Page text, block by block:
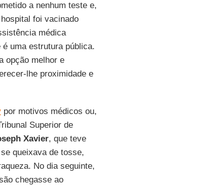
a nenhum teste e,
foi vacinado
médica
uma estrutura pública.
opção melhor e
lhe proximidade e
por motivos médicos ou,
Superior de
Xavier, que teve
queixava de tosse,
No dia seguinte,
chegasse ao